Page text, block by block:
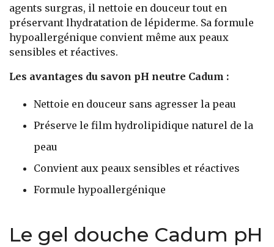
agents surgras, il nettoie en douceur tout en
préservant lhydratation de lépiderme. Sa formule
hypoallergénique convient même aux peaux
sensibles et réactives.
Les avantages du savon pH neutre Cadum :
Nettoie en douceur sans agresser la peau
Préserve le film hydrolipidique naturel de la
peau
Convient aux peaux sensibles et réactives
Formule hypoallergénique
Le gel douche Cadum pH